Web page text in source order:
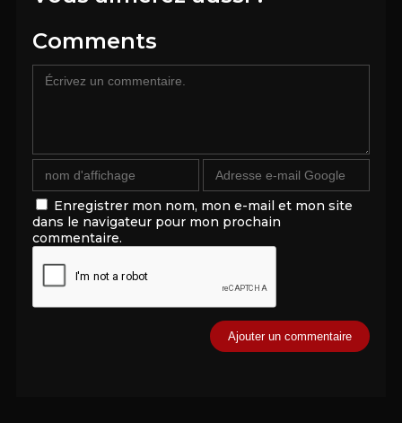
Comments
Enregistrer mon nom, mon e-mail et mon site
dans le navigateur pour mon prochain
commentaire.